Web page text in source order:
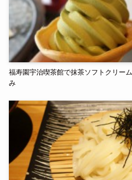
福寿園宇治喫茶館で抹茶ソフトクリー
み